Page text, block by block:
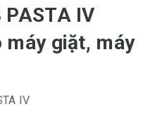
PASTA IV
máy giặt, máy
IV